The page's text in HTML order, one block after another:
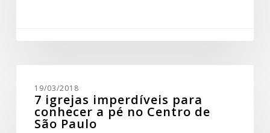
Expansão
Cafeeira
imperdíveis
para
conhecer
19/03/2018
7 igrejas imperdíveis para
conhecer a pé no Centro de
São Paulo